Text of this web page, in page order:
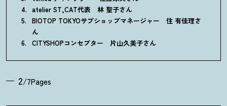
atelier ST,CAT代表 林 聖子さん
BIOTOP TOKYOサブショップマネージャー 住 有佳理さ
ん
CITYSHOPコンセプター 片山久美子さん
2/7Pages